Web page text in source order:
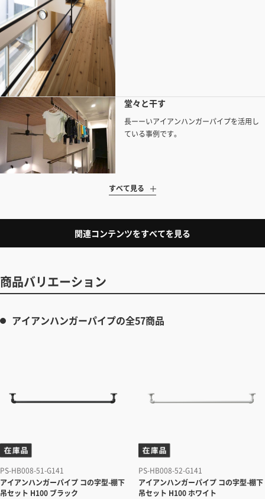
堂々と干す
長ーーいアイアンハンガーパイプを活用し
ている事例です。
すべて見る
関連コンテンツをすべてを見る
商品バリエーション
アイアンハンガーパイプの全57商品
PS-HB008-51-G141
アイアンハンガーパイプ コの字型-棚下
吊セット H100 ブラック
PS-HB008-52-G141
アイアンハンガーパイプ コの字型-棚下
吊セット H100 ホワイト